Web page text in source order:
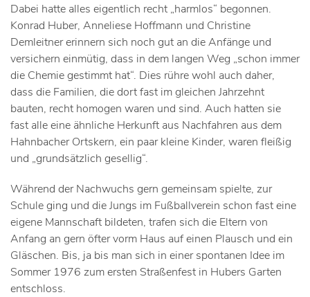
Dabei hatte alles eigentlich recht „harmlos“ begonnen.
Konrad Huber, Anneliese Hoffmann und Christine
Demleitner erinnern sich noch gut an die Anfänge und
versichern einmütig, dass in dem langen Weg „schon immer
die Chemie gestimmt hat“. Dies rühre wohl auch daher,
dass die Familien, die dort fast im gleichen Jahrzehnt
bauten, recht homogen waren und sind. Auch hatten sie
fast alle eine ähnliche Herkunft aus Nachfahren aus dem
Hahnbacher Ortskern, ein paar kleine Kinder, waren fleißig
und „grundsätzlich gesellig“.
Während der Nachwuchs gern gemeinsam spielte, zur
Schule ging und die Jungs im Fußballverein schon fast eine
eigene Mannschaft bildeten, trafen sich die Eltern von
Anfang an gern öfter vorm Haus auf einen Plausch und ein
Gläschen. Bis, ja bis man sich in einer spontanen Idee im
Sommer 1976 zum ersten Straßenfest in Hubers Garten
entschloss.